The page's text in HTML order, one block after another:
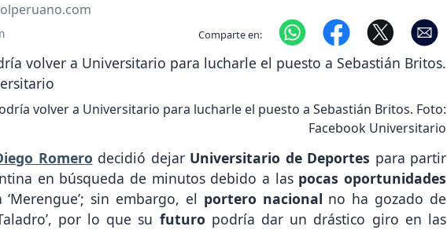
Comparte en:
volver a Universitario para lucharle el puesto a Sebastián Britos. Foto:
Facebook Universitario
Romero decidió dejar Universitario de Deportes para partir
en búsqueda de minutos debido a las pocas oportunidades
sin embargo, el portero nacional no ha gozado de
por lo que su futuro podría dar un drástico giro en las